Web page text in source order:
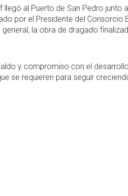
al Puerto de San Pedro junto
por el Presidente del Consorcio
la obra de dragado
y compromiso con el
se requieren para seguir